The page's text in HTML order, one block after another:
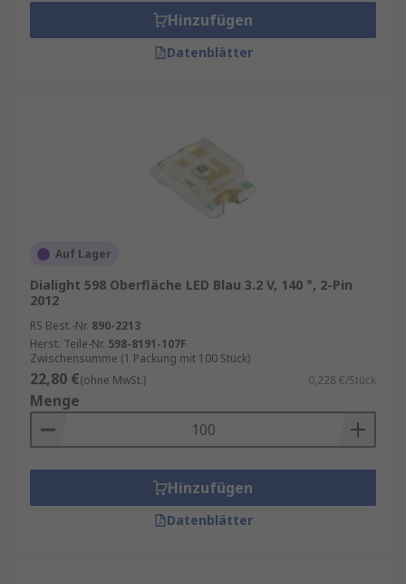
Hinzufügen
Datenblätter
Auf Lager
Dialight 598 Oberfläche LED Blau 3.2 V, 140 °, 2-Pin
2012
RS Best.-Nr. 890-2213
Herst. Teile-Nr. 598-8191-107F
Zwischensumme (1 Packung mit 100 Stück)
22,80 €(ohne MwSt.) 0,228 €/Stück
Menge
Hinzufügen
Datenblätter